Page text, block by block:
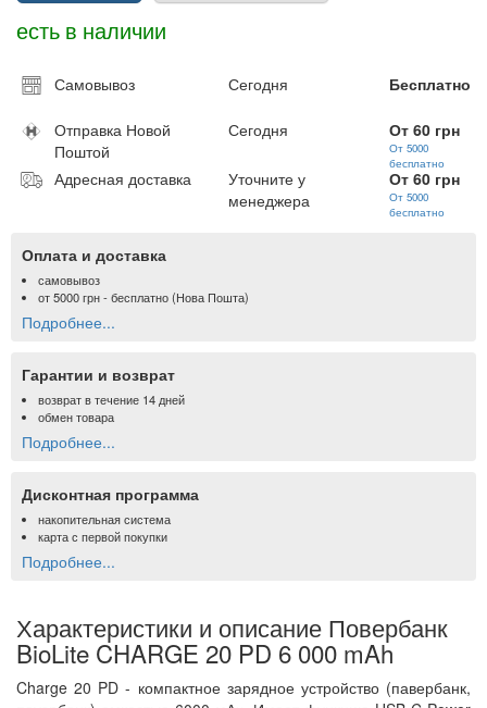
есть в наличии
Самовывоз Сегодня Бесплатно
Отправка Новой
Поштой
Сегодня От 60 грн
От 5000
бесплатно
Адресная доставка
Уточните у
менеджера
От 60 грн
От 5000
бесплатно
Оплата и доставка
самовывоз
от5000 грн- бесплатно (Нова Пошта)
Подробнее...
Гарантии и возврат
возврат в течение 14 дней
обмен товара
Подробнее...
Дисконтная программа
накопительная система
карта с первой покупки
Подробнее...
Характеристики и описание Повербанк
BioLite CHARGE 20 PD 6 000 mAh
Charge 20 PD - компактное зарядное устройство (павербанк,